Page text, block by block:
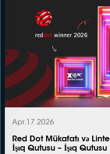
Apr.17.2026
Red Dot Mükafatı və
İşıq Qutusu – İşıq